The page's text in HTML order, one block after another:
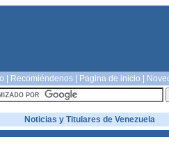
Recomiéndenos| Pagina de inicio
Noticias y Titulares de Venezuela